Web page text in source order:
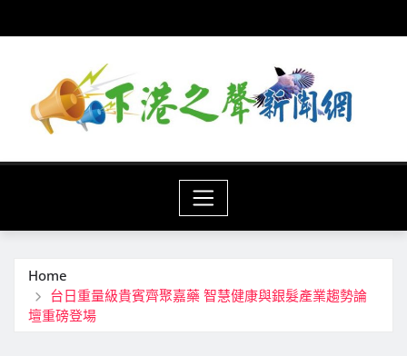
to
Home
台日重量級貴賓齊聚嘉藥 智慧健康與銀髮產業趨勢論
壇重磅登場